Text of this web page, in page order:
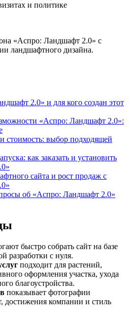
и политике
«Аспро: Ландшафт 2.0» с
ландшафтного дизайна.
2.0» и для кого создан этот
«Аспро: Ландшафт 2.0»:
стоимость: выбор подходящей
как заказать и установить
сайта и рост продаж с
об «Аспро: Ландшафт 2.0»
быстро собрать сайт на базе
разработки с нуля.
подходит для растений,
оформления участка, ухода
благоустройства.
показывает фотографии
достижения компании и стиль